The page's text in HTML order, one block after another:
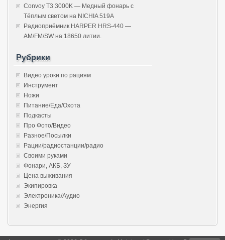
Convoy T3 3000K — Медный фонарь с
Тёплым светом на NICHIA 519A
Радиоприёмник HARPER HRS-440 —
AM/FM/SW на 18650 литии.
Рубрики
Видео уроки по рациям
Инструмент
Ножи
Питание/Еда/Охота
Подкасты
Про Фото/Видео
Разное/Посылки
Рации/радиостанции/радио
Своими руками
Фонари, АКБ, ЗУ
Цена выживания
Экипировка
Электроника/Аудио
Энергия